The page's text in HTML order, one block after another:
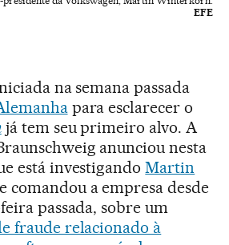
EFE
na semana passada
para esclarecer o
já tem seu primeiro alvo. A
anunciou nesta
está investigandoMartin
comandou a empresa desde
passada, sobre um
fraude relacionado à